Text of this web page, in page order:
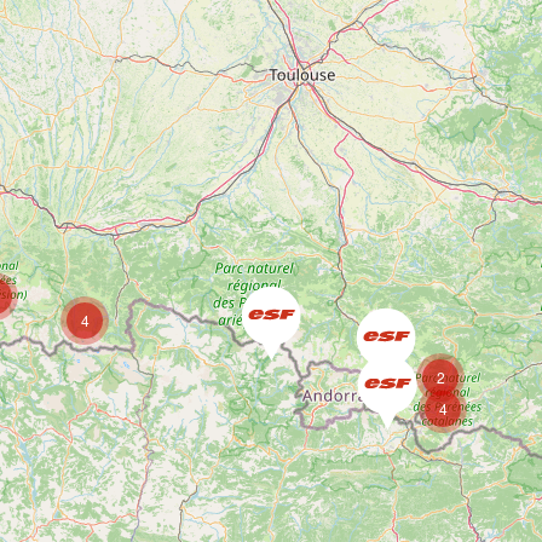
2
4
4